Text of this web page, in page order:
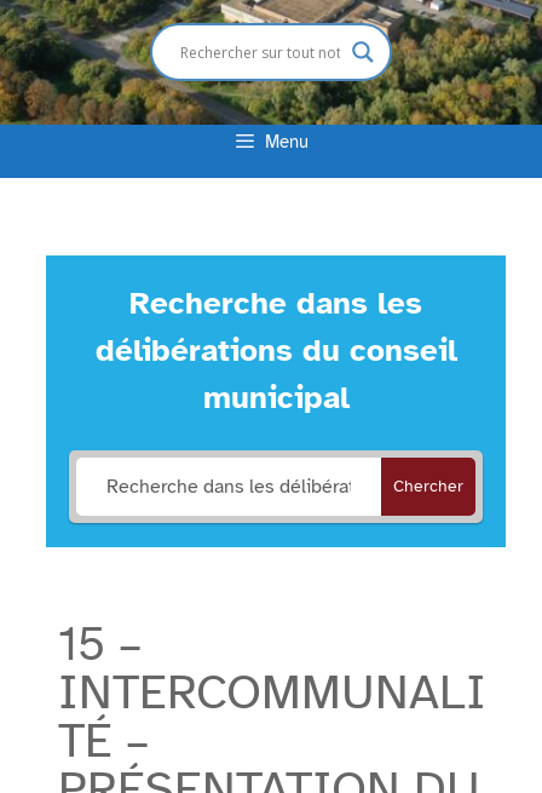
Menu
Recherche dans les
délibérations du conseil
municipal
Chercher
15 –
INTERCOMMUNALI
TÉ –